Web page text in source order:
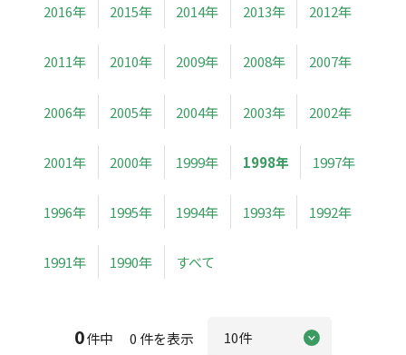
2016年 2015年 2014年 2013年 2012年
2011年 2010年 2009年 2008年 2007年
2006年 2005年 2004年 2003年 2002年
2001年 2000年 1999年 1998年 1997年
1996年 1995年 1994年 1993年 1992年
1991年 1990年 すべて
0件中 0 件を表示